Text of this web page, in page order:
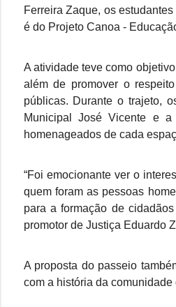
Ferreira Zaque, os
é do Projeto Canoa -
A atividade teve como
além de promover o
públicas. Durante o trajeto,
Municipal José Vicente e
homenageados de cada
“Foi emocionante ver o
quem foram as pessoas
para a formação de
promotor de Justiça Eduardo
A proposta do passeio
com a história da comunidade